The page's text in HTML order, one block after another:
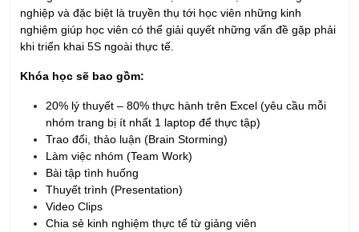
Khóa học sẽ bao gồm:
nhóm trang bị ít nhất 1 laptop để thực tập)
Làm việc nhóm (Team Work)
Bài tập tình huống
Thuyết trình (Presentation)
Video Clips
Chia sẻ kinh nghiệm thực tế từ giảng viên
Để hiểu hơn về chương trình đào tạo 5S tại iRTC, quý bạn đọc
vui lòng tham khảo về chương trình đào tạo sau đây.